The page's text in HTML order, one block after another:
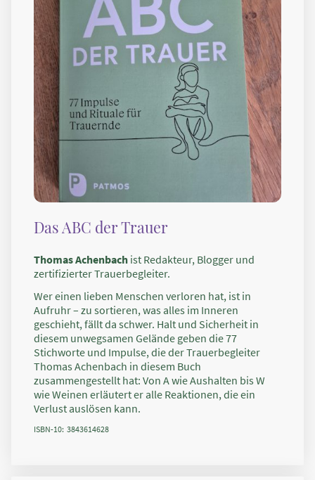
Das ABC der Trauer
Thomas Achenbach ist Redakteur, Blogger und
zertifizierter Trauerbegleiter.
Wer einen lieben Menschen verloren hat, ist in
Aufruhr – zu sortieren, was alles im Inneren
geschieht, fällt da schwer. Halt und Sicherheit in
diesem unwegsamen Gelände geben die 77
Stichworte und Impulse, die der Trauerbegleiter
Thomas Achenbach in diesem Buch
zusammengestellt hat: Von A wie Aushalten bis W
wie Weinen erläutert er alle Reaktionen, die ein
Verlust auslösen kann.
ISBN-10: ‎ 3843614628